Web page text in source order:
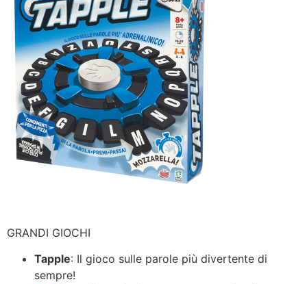
GRANDI GIOCHI
Tapple: Il gioco sulle parole più divertente di
sempre!